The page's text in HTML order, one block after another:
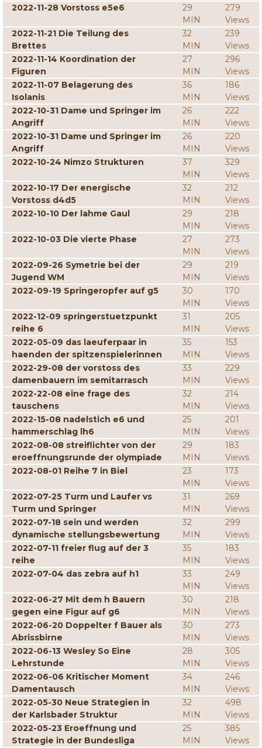
2022-11-28 Vorstoss e5e6
29
MIN
279
Views
2022-11-21 Die Teilung des
Brettes
32
MIN
239
Views
2022-11-14 Koordination der
Figuren
27
MIN
296
Views
2022-11-07 Belagerung des
Isolanis
36
MIN
186
Views
2022-10-31 Dame und Springer im
Angriff
26
MIN
222
Views
2022-10-31 Dame und Springer im
Angriff
26
MIN
220
Views
2022-10-24 Nimzo Strukturen
37
MIN
329
Views
2022-10-17 Der energische
Vorstoss d4d5
32
MIN
212
Views
2022-10-10 Der lahme Gaul
29
MIN
218
Views
2022-10-03 Die vierte Phase
27
MIN
273
Views
2022-09-26 Symetrie bei der
Jugend WM
29
MIN
219
Views
2022-09-19 Springeropfer auf g5
30
MIN
170
Views
2022-12-09 springerstuetzpunkt
reihe 6
31
MIN
205
Views
2022-05-09 das laeuferpaar in
haenden der spitzenspielerinnen
35
MIN
153
Views
2022-29-08 der vorstoss des
damenbauern im semitarrasch
33
MIN
229
Views
2022-22-08 eine frage des
tauschens
32
MIN
214
Views
2022-15-08 nadelstich e6 und
hammerschlag lh6
25
MIN
201
Views
2022-08-08 streiflichter von der
eroeffnungsrunde der olympiade
29
MIN
183
Views
2022-08-01 Reihe 7 in Biel
23
MIN
173
Views
2022-07-25 Turm und Laufer vs
Turm und Springer
31
MIN
269
Views
2022-07-18 sein und werden
dynamische stellungsbewertung
32
MIN
299
Views
2022-07-11 freier flug auf der 3
reihe
35
MIN
183
Views
2022-07-04 das zebra auf h1
33
MIN
249
Views
2022-06-27 Mit dem h Bauern
gegen eine Figur auf g6
30
MIN
218
Views
2022-06-20 Doppelter f Bauer als
Abrissbirne
30
MIN
273
Views
2022-06-13 Wesley So Eine
Lehrstunde
28
MIN
305
Views
2022-06-06 Kritischer Moment
Damentausch
34
MIN
246
Views
2022-05-30 Neue Strategien in
der Karlsbader Struktur
32
MIN
498
Views
2022-05-23 Eroeffnung und
Strategie in der Bundesliga
25
MIN
385
Views